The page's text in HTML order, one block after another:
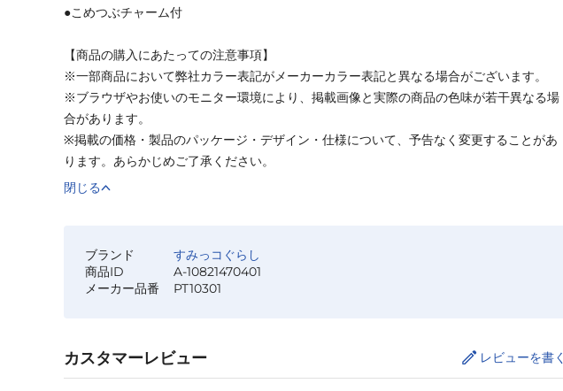
●こめつぶチャーム付
【商品の購入にあたっての注意事項】
※一部商品において弊社カラー表記がメーカーカラー表記と異なる場合がございます。
※ブラウザやお使いのモニター環境により、掲載画像と実際の商品の色味が若干異なる場
合があります。
※掲載の価格・製品のパッケージ・デザイン・仕様について、予告なく変更することがあ
ります。あらかじめご了承ください。
閉じる
ブランド
すみっコぐらし
商品ID
A-10821470401
メーカー品番
PT10301
カスタマーレビュー レビューを書く